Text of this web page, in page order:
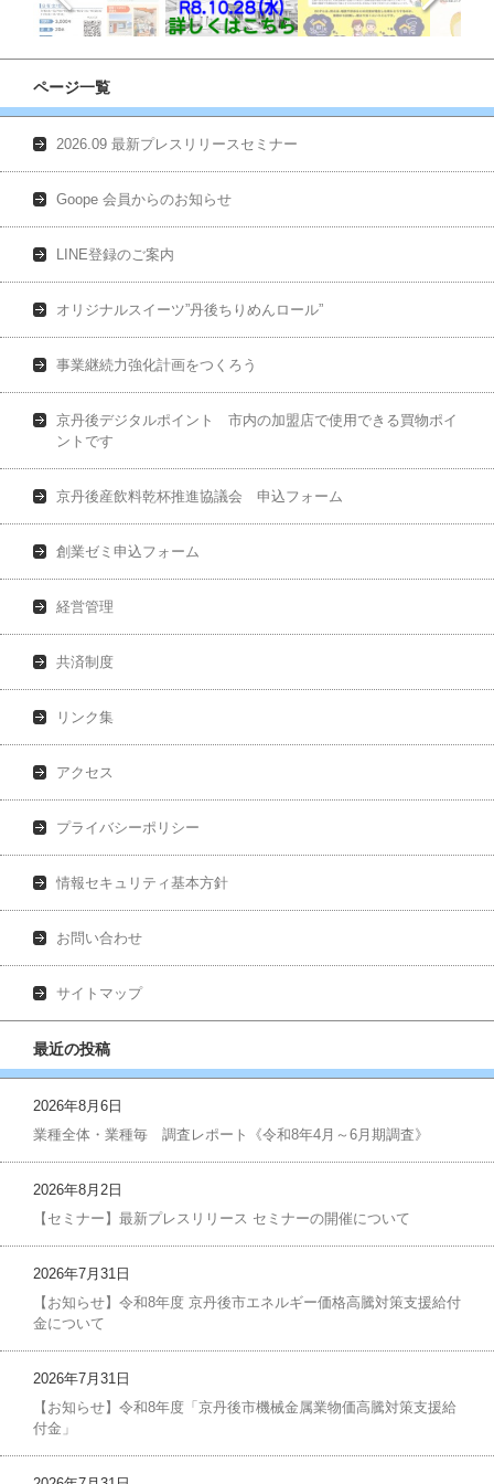
ページ一覧
2026.09 最新プレスリリースセミナー
Goope 会員からのお知らせ
LINE登録のご案内
オリジナルスイーツ”丹後ちりめんロール”
事業継続力強化計画をつくろう
京丹後デジタルポイント 市内の加盟店で使用できる買物ポイ
ントです
京丹後産飲料乾杯推進協議会 申込フォーム
創業ゼミ申込フォーム
経営管理
共済制度
リンク集
アクセス
プライバシーポリシー
情報セキュリティ基本方針
お問い合わせ
サイトマップ
最近の投稿
2026年8月6日
業種全体・業種毎 調査レポート《令和8年4月～6月期調査》
2026年8月2日
【セミナー】最新プレスリリース セミナーの開催について
2026年7月31日
【お知らせ】令和8年度 京丹後市エネルギー価格高騰対策支援給付
金について
2026年7月31日
【お知らせ】令和8年度「京丹後市機械金属業物価高騰対策支援給
付金」